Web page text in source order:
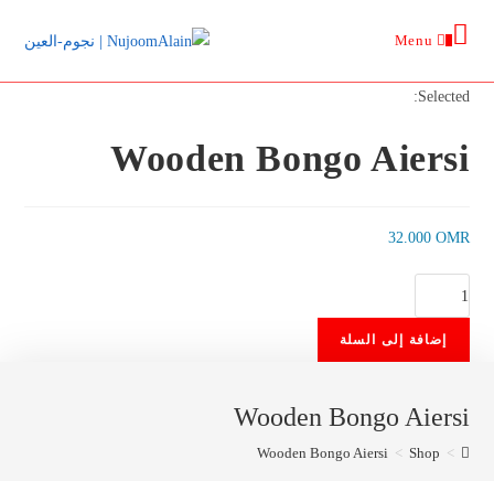
Menu
Selected:
Wooden Bongo Aiersi
32.000 OMR
كمية
Wooden
Bongoإضافة إلى السلة
Wooden Bongo Aiersi
>
Shop
>
Wooden Bongo Aiersi